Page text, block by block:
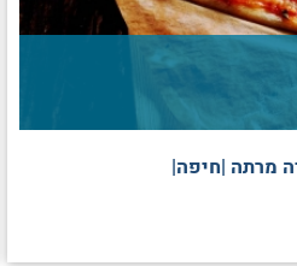
מרתה |חיפה|